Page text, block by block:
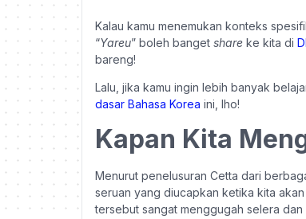
Kalau kamu menemukan konteks
“Yareu” boleh banget share ke kita di
bareng!
Lalu, jika kamu ingin lebih banyak
dasar Bahasa Korea ini, lho!
Kapan Kita
Menurut penelusuran Cetta dari
seruan yang diucapkan ketika kita
tersebut sangat menggugah selera